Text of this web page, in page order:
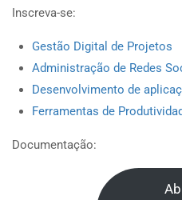
Inscreva-se:
Gestão Digital de Projetos
Administração de Redes
Desenvolvimento de
Ferramentas de
Documentação: